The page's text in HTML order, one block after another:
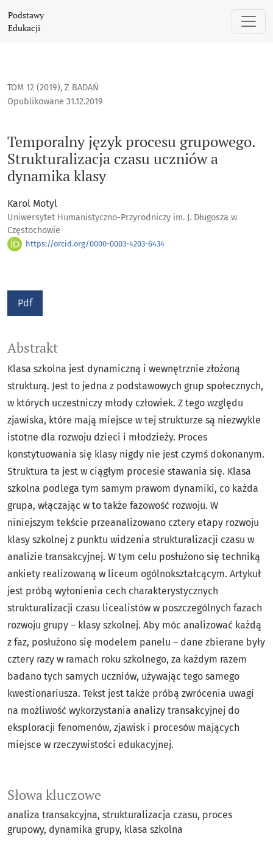
Temporalny język procesu grupowego. Strukturalizacja
Podstawy
Edukacji
TOM 12 (2019), Z BADAŃ
Temporalny język procesu grupowego.
Strukturalizacja czasu uczniów a
dynamika klasy
Opublikowane 31.12.2019
Karol Motyl
Uniwersytet Humanistyczno-Przyrodniczy im. J. Długosza w
Częstochowie
https://orcid.org/0000-0003-4203-6434
Pdf
Słowa kluczowe
analiza transakcyjna strukturalizacja czasu proces
grupowy dynamika grupy klasa szkolna
Abstrakt
Klasa szkolna jest dynamiczną i wewnętrznie złożoną
strukturą. Jest to jedna z podstawowych grup społecznych,
w których uczestniczy młody człowiek. Z tego względu
zjawiska, które mają miejsce w tej strukturze są niezwykle
istotne dla rozwoju dzieci i młodzieży. Proces
konstytuowania się klasy nigdy nie jest czymś dokonanym.
Struktura ta jest w ciągłym procesie stawania się. Klasa
szkolna podlega tym samym prawom dynamiki, co każda
grupa, włączając w to także fazowość rozwoju. W
niniejszym tekście przeanalizowano cztery etapy rozwoju
klasy szkolnej z punktu widzenia strukturalizacji czasu w
analizie transakcyjnej. W tym celu posłużono się techniką
ankiety realizowaną w liceum ogólnokształcącym. Artykuł
jest próbą wyłonienia cech charakterystycznych
strukturalizacji czasu licealistów w poszczególnych fazach
rozwoju grupy – klasy szkolnej. Aby móc analizować każdą
z faz, posłużono się modelem panelu – dane zbierane były
cztery razy w ramach roku szkolnego, za każdym razem
badano tych samych uczniów, używając tego samego
kwestionariusza. Tekst jest także próbą zwrócenia uwagi
na możliwość wykorzystania analizy transakcyjnej do
eksploracji fenomenów, zjawisk i procesów mających
miejsce w rzeczywistości edukacyjnej.